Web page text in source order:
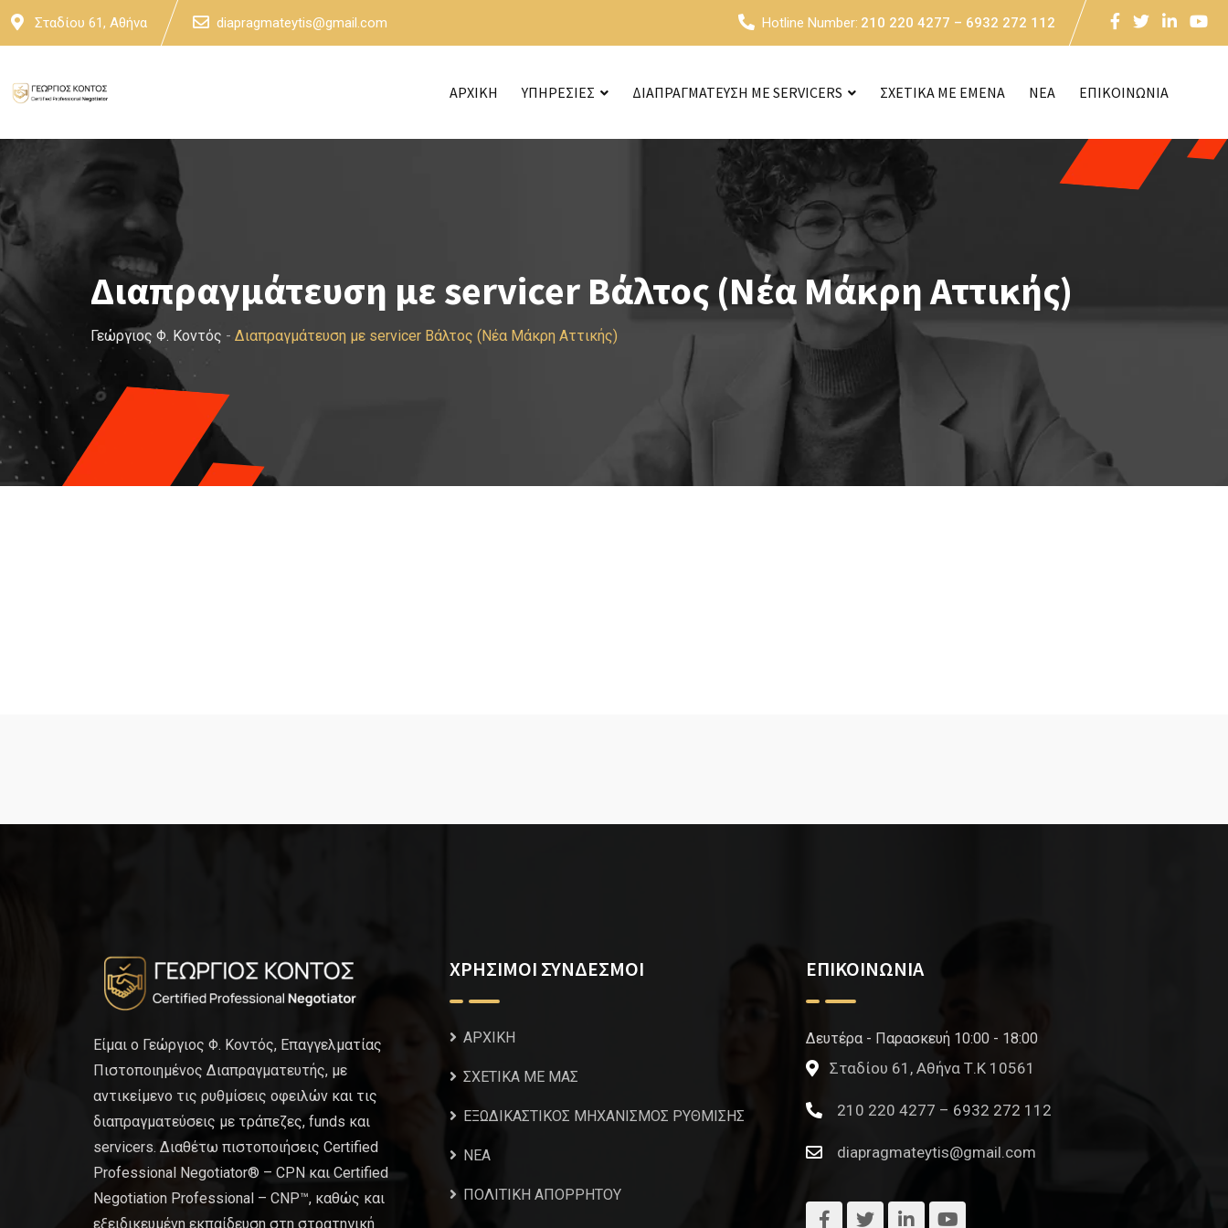
Skip
Σταδίου 61, Αθήνα diapragmateytis@gmail.com Hotline Number: 210 220 4277 – 6932 272 112
ΑΡΧΙΚΗ ΥΠΗΡΕΣΙΕΣ ΔΙΑΠΡΑΓΜΑΤΕΥΣΗ ΜΕ SERVICERS ΣΧΕΤΙΚΑ ΜΕ ΕΜΕΝΑ NEA ΕΠΙΚΟΙΝΩΝΙΑ
Διαπραγμάτευση με servicer Βάλτος (Νέα Μάκρη Αττικής)
Γεώργιος Φ. Κοντός - Διαπραγμάτευση με servicer Βάλτος (Νέα Μάκρη Αττικής)
Είμαι ο Γεώργιος Φ. Κοντός, Επαγγελματίας
Πιστοποιημένος Διαπραγματευτής, με
αντικείμενο τις ρυθμίσεις οφειλών και τις
διαπραγματεύσεις με τράπεζες, funds και
servicers. Διαθέτω πιστοποιήσεις Certified
Professional Negotiator® – CPN και Certified
Negotiation Professional – CNP™, καθώς και
εξειδικευμένη εκπαίδευση στη στρατηγική
ΧΡΗΣΙΜΟΙ ΣΥΝΔΕΣΜΟΙ
ΑΡΧΙΚΗ
ΣΧΕΤΙΚΑ ΜΕ ΜΑΣ
ΕΞΩΔΙΚΑΣΤΙΚΟΣ ΜΗΧΑΝΙΣΜΟΣ ΡΥΘΜΙΣΗΣ
NEA
ΠΟΛΙΤΙΚΗ ΑΠΟΡΡΗΤΟΥ
ΕΠΙΚΟΙΝΩΝΙΑ
Δευτέρα - Παρασκευή 10:00 - 18:00
Σταδίου 61, Αθήνα Τ.Κ 10561
210 220 4277 – 6932 272 112
diapragmateytis@gmail.com